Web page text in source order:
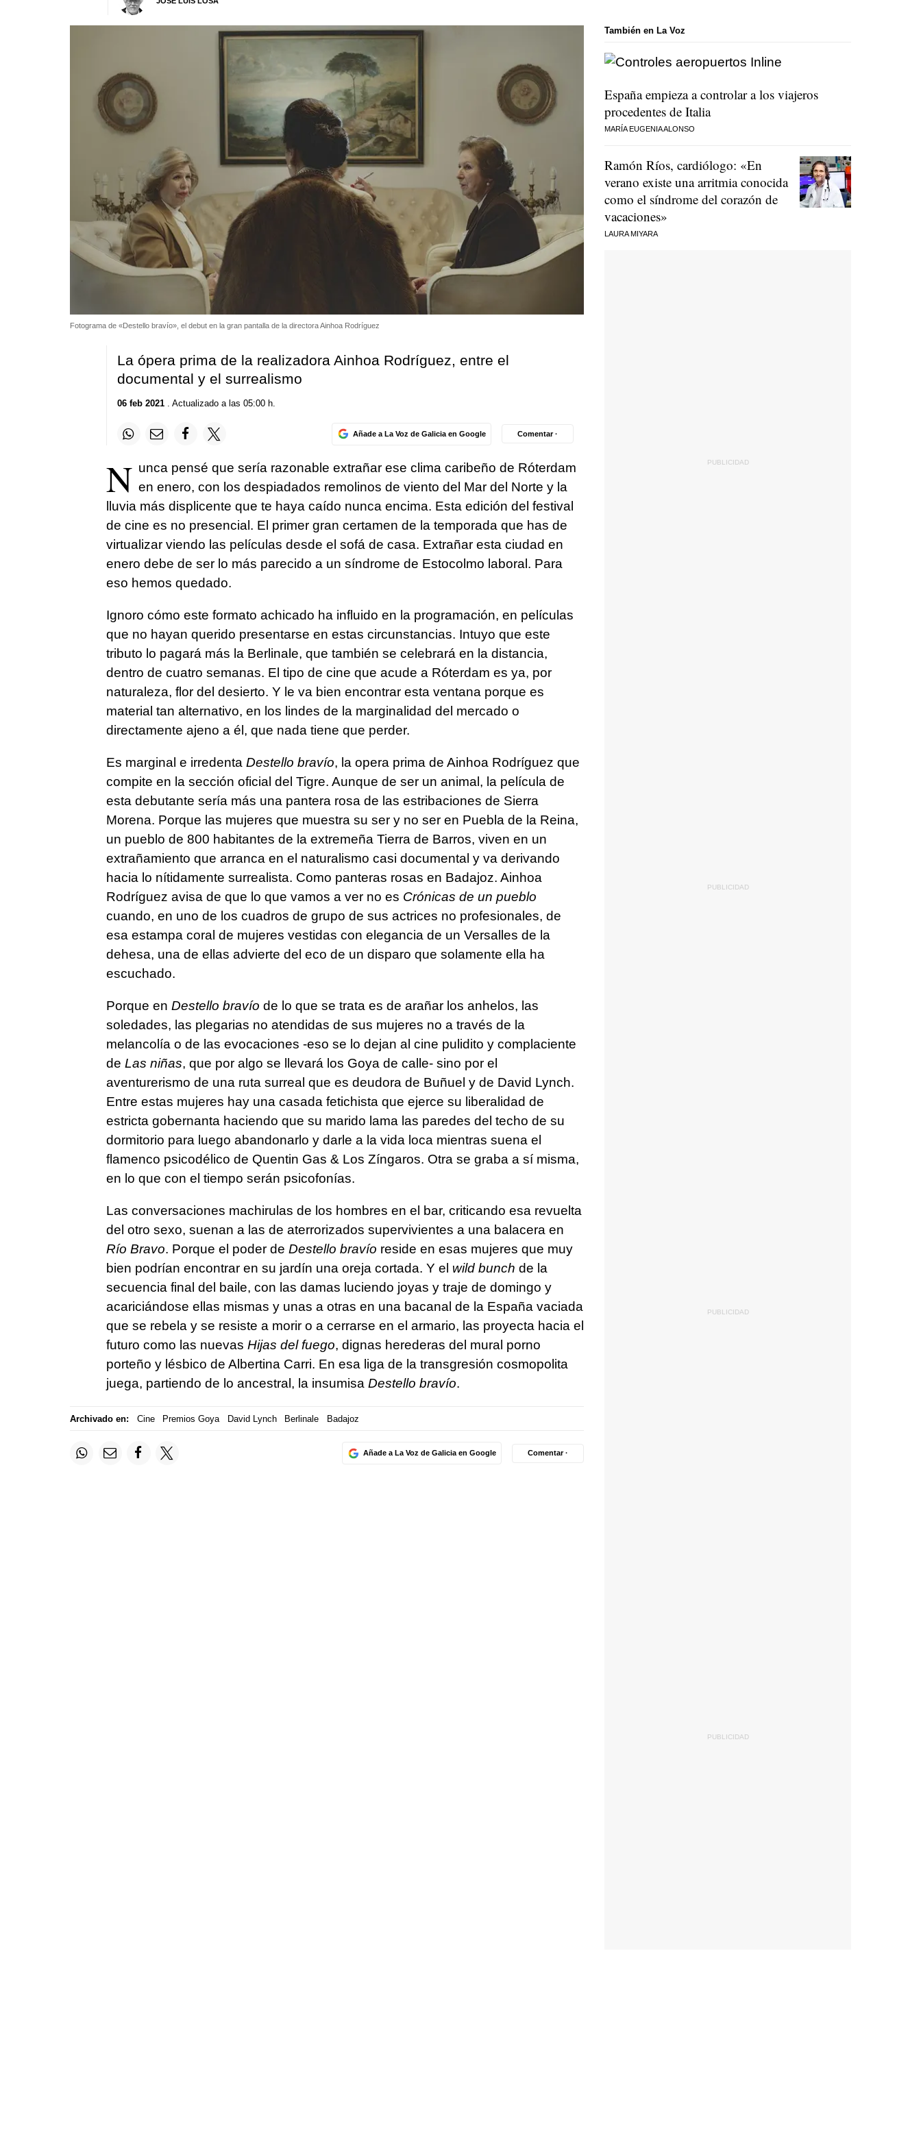
Fotograma de «Destello bravío», el debut en la gran pantalla de la directora Ainhoa Rodríguez
La ópera prima de la realizadora Ainhoa Rodríguez, entre el
documental y el surrealismo
06 feb 2021. Actualizado a las 05:00 h.
Añade a La Voz de Galicia en Google Comentar ·
N unca pensé que sería razonable extrañar ese clima caribeño de Róterdam
en enero, con los despiadados remolinos de viento del Mar del Norte y la
lluvia más displicente que te haya caído nunca encima. Esta edición del festival
de cine es no presencial. El primer gran certamen de la temporada que has de
virtualizar viendo las películas desde el sofá de casa. Extrañar esta ciudad en
enero debe de ser lo más parecido a un síndrome de Estocolmo laboral. Para
eso hemos quedado.
Ignoro cómo este formato achicado ha influido en la programación, en películas
que no hayan querido presentarse en estas circunstancias. Intuyo que este
tributo lo pagará más la Berlinale, que también se celebrará en la distancia,
dentro de cuatro semanas. El tipo de cine que acude a Róterdam es ya, por
naturaleza, flor del desierto. Y le va bien encontrar esta ventana porque es
material tan alternativo, en los lindes de la marginalidad del mercado o
directamente ajeno a él, que nada tiene que perder.
Es marginal e irredenta Destello bravío, la opera prima de Ainhoa Rodríguez que
compite en la sección oficial del Tigre. Aunque de ser un animal, la película de
esta debutante sería más una pantera rosa de las estribaciones de Sierra
Morena. Porque las mujeres que muestra su ser y no ser en Puebla de la Reina,
un pueblo de 800 habitantes de la extremeña Tierra de Barros, viven en un
extrañamiento que arranca en el naturalismo casi documental y va derivando
hacia lo nítidamente surrealista. Como panteras rosas en Badajoz. Ainhoa
Rodríguez avisa de que lo que vamos a ver no es Crónicas de un pueblo
cuando, en uno de los cuadros de grupo de sus actrices no profesionales, de
esa estampa coral de mujeres vestidas con elegancia de un Versalles de la
dehesa, una de ellas advierte del eco de un disparo que solamente ella ha
escuchado.
Porque en Destello bravío de lo que se trata es de arañar los anhelos, las
soledades, las plegarias no atendidas de sus mujeres no a través de la
melancolía o de las evocaciones -eso se lo dejan al cine pulidito y complaciente
de Las niñas, que por algo se llevará los Goya de calle- sino por el
aventurerismo de una ruta surreal que es deudora de Buñuel y de David Lynch.
Entre estas mujeres hay una casada fetichista que ejerce su liberalidad de
estricta gobernanta haciendo que su marido lama las paredes del techo de su
dormitorio para luego abandonarlo y darle a la vida loca mientras suena el
flamenco psicodélico de Quentin Gas & Los Zíngaros. Otra se graba a sí misma,
en lo que con el tiempo serán psicofonías.
Las conversaciones machirulas de los hombres en el bar, criticando esa revuelta
del otro sexo, suenan a las de aterrorizados supervivientes a una balacera en
Río Bravo. Porque el poder de Destello bravío reside en esas mujeres que muy
bien podrían encontrar en su jardín una oreja cortada. Y el wild bunch de la
secuencia final del baile, con las damas luciendo joyas y traje de domingo y
acariciándose ellas mismas y unas a otras en una bacanal de la España vaciada
que se rebela y se resiste a morir o a cerrarse en el armario, las proyecta hacia el
futuro como las nuevas Hijas del fuego, dignas herederas del mural porno
porteño y lésbico de Albertina Carri. En esa liga de la transgresión cosmopolita
juega, partiendo de lo ancestral, la insumisa Destello bravío.
Archivado en: Cine Premios Goya David Lynch Berlinale Badajoz
Añade a La Voz de Galicia en Google Comentar ·
También en La Voz
España empieza a controlar a los viajeros
procedentes de Italia
MARÍA EUGENIA ALONSO
Ramón Ríos, cardiólogo: «En
verano existe una arritmia conocida
como el síndrome del corazón de
vacaciones»
LAURA MIYARA